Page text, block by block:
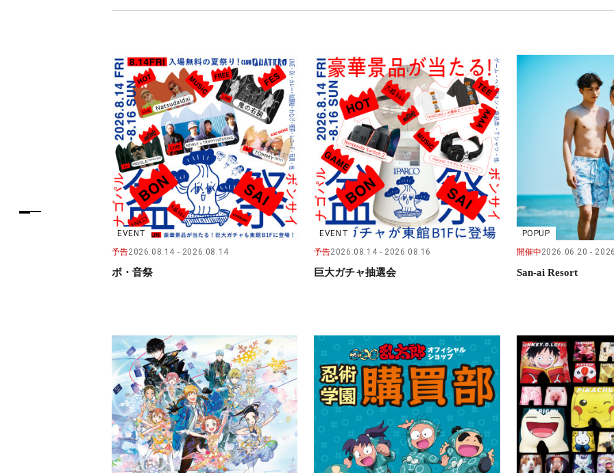
EVENT
予告2026.08.14 2026.08.14
ボ・音祭
EVENT
予告2026.08.14 2026.08.16
巨大ガチャ抽選会
POPUP
開催中2026.06.20
San-ai Resort